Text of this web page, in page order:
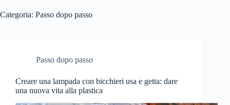
Categoria: Passo dopo passo
Passo dopo passo
Creare una lampada con bicchieri usa e getta: dare
una nuova vita alla plastica